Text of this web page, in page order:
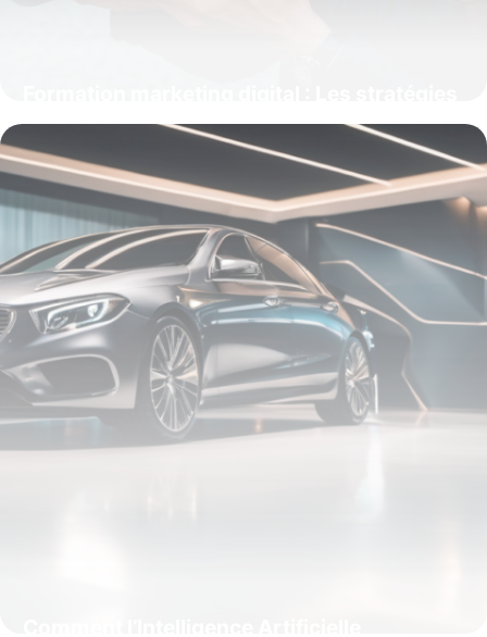
essentielles pour booster votre croissance
15 juin 2026